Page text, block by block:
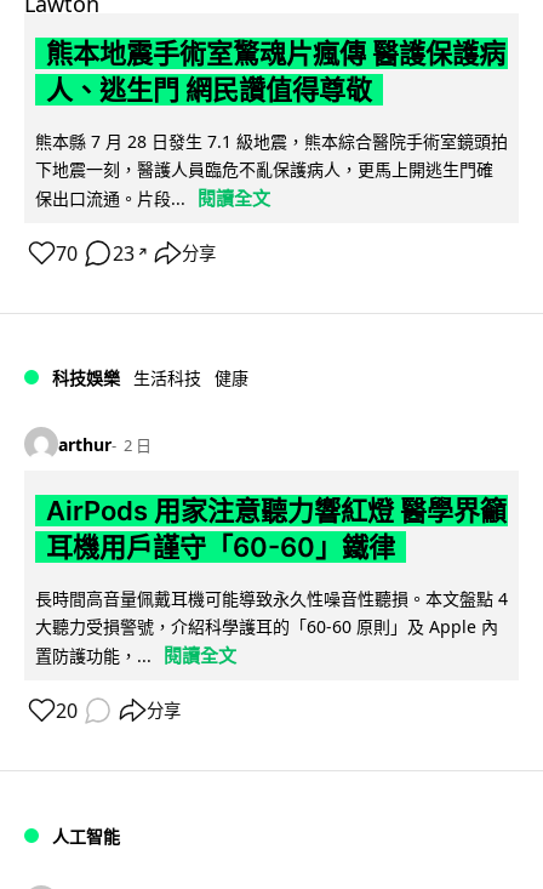
熊本地震手術室驚魂片瘋傳 醫護保護病
人、逃生門 網民讚值得尊敬
熊本縣 7 月 28 日發生 7.1 級地震，熊本綜合醫院手術室鏡頭拍
下地震一刻，醫護人員臨危不亂保護病人，更馬上開逃生門確
保出口流通。片段...
閱讀全文
70 23 ↗ 分享
科技娛樂 生活科技 健康
arthur 2 日
AirPods 用家注意聽力響紅燈 醫學界籲
耳機用戶謹守「60-60」鐵律
長時間高音量佩戴耳機可能導致永久性噪音性聽損。本文盤點 4
大聽力受損警號，介紹科學護耳的「60-60 原則」及 Apple 內
置防護功能，...
閱讀全文
20 分享
人工智能